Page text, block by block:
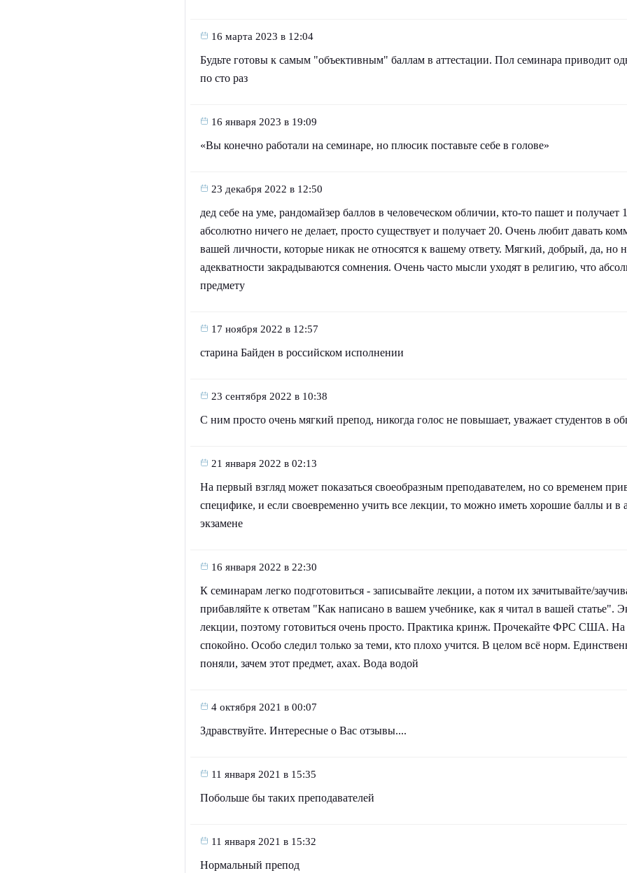
16 марта 2023 в 12:04
Будьте готовы к самым "объективным" баллам в аттестации. Пол семинара приводит
по сто раз
16 января 2023 в 19:09
«Вы конечно работали на семинаре, но плюсик поставьте себе в голове»
23 декабря 2022 в 12:50
дед себе на уме, рандомайзер баллов в человеческом обличии, кто-то пашет и получает
абсолютно ничего не делает, просто существует и получает 20. Очень любит давать
вашей личности, которые никак не относятся к вашему ответу. Мягкий, добрый, да, но
адекватности закрадываются сомнения. Очень часто мысли уходят в религию, что
предмету
17 ноября 2022 в 12:57
старина Байден в российском исполнении
23 сентября 2022 в 10:38
С ним просто очень мягкий препод, никогда голос не повышает, уважает студентов в
21 января 2022 в 02:13
На первый взгляд может показаться своеобразным преподавателем, но со временем
специфике, и если своевременно учить все лекции, то можно иметь хорошие баллы и в
экзамене
16 января 2022 в 22:30
К семинарам легко подготовиться - записывайте лекции, а потом их зачитывайте/
прибавляйте к ответам "Как написано в вашем учебнике, как я читал в вашей статье".
лекции, поэтому готовиться очень просто. Практика кринж. Прочекайте ФРС США. На
спокойно. Особо следил только за теми, кто плохо учится. В целом всё норм.
поняли, зачем этот предмет, ахах. Вода водой
4 октября 2021 в 00:07
Здравствуйте. Интересные о Вас отзывы....
11 января 2021 в 15:35
Побольше бы таких преподавателей
11 января 2021 в 15:32
Нормальный препод